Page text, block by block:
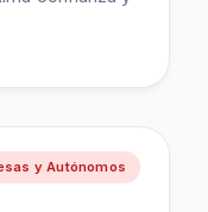
y Autónomos